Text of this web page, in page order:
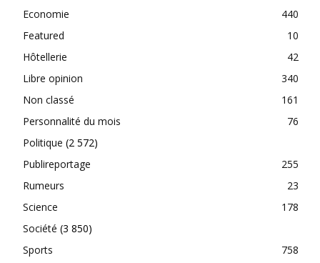
Economie
440
Featured
10
Hôtellerie
42
Libre opinion
340
Non classé
161
Personnalité du mois
76
Politique (2 572)
Publireportage
255
Rumeurs
23
Science
178
Société (3 850)
Sports
758